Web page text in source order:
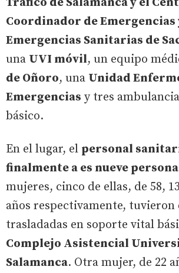
Coordinador de Emergencias
Emergencias Sanitarias de
una UVI móvil, un equipo
de Oñoro, una Unidad
Emergencias y tres
básico.
En el lugar, el personal
finalmente a es nueve
mujeres, cinco de ellas, de 58,
años respectivamente, tuvieron
trasladadas en soporte vital
Complejo Asistencial
Salamanca. Otra mujer, de 22